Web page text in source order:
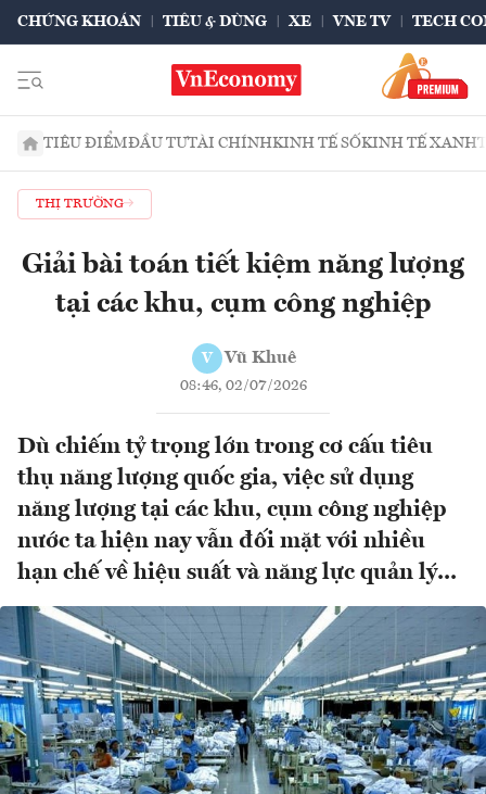
CHỨNG KHOÁN TIÊU & DÙNG XE VNE TV TECH
TIÊU ĐIỂMĐẦU TƯTÀI CHÍNHKINH TẾ SỐKINH TẾ XANH
THỊ TRƯỜNG
Giải bài toán tiết kiệm năng lượng
tại các khu, cụm công nghiệp
V Vũ Khuê
08:46, 02/07/2026
Dù chiếm tỷ trọng lớn trong cơ cấu tiêu
thụ năng lượng quốc gia, việc sử dụng
năng lượng tại các khu, cụm công nghiệp
nước ta hiện nay vẫn đối mặt với nhiều
hạn chế về hiệu suất và năng lực quản lý...